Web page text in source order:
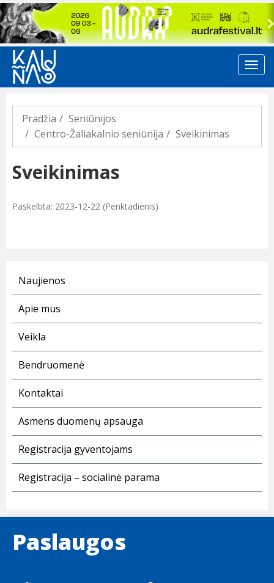
Previous
Pradžia
Seniūnijos
Centro-Žaliakalnio seniūnija
Sveikinimas
Sveikinimas
Paskelbta: 2023-12-22 (Penktadienis)
Naujienos
Apie mus
Veikla
Bendruomenė
Kontaktai
Asmens duomenų apsauga
Registracija gyventojams
Registracija – socialinė parama
Paslaugos